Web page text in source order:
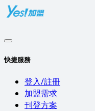
快捷服務
登入/註冊
加盟需求
刊登方案